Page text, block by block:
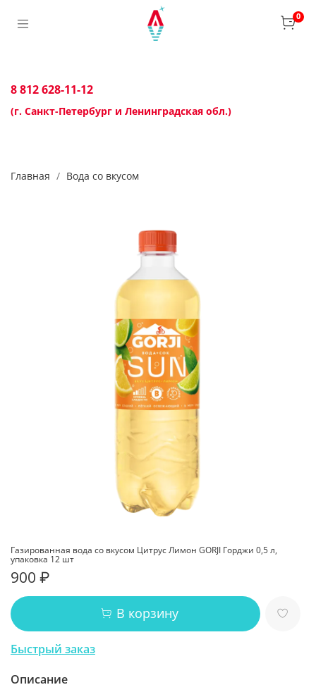
0
Главная Вода со вкусом
Газированная вода со вкусом Цитрус Лимон GORJI Горджи 0,5 л,
упаковка 12 шт
900 ₽
В корзину
Быстрый заказ
Описание
8 812 628-11-12
(г. Санкт-Петербург и Ленинградская обл.)